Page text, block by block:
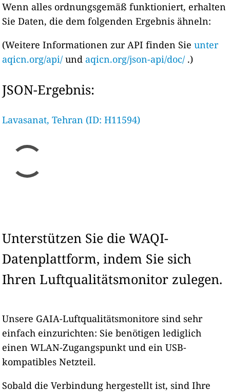
Wenn alles ordnungsgemäß funktioniert, erhalten
Sie Daten, die dem folgenden Ergebnis ähneln:
(Weitere Informationen zur API finden Sieunter
aqicn.org/api/ und aqicn.org/json-api/doc/ .)
JSON-Ergebnis:
Lavasanat, Tehran (ID: H11594)
Unterstützen Sie die WAQI-
Datenplattform, indem Sie sich
Ihren Luftqualitätsmonitor zulegen.
Unsere GAIA-Luftqualitätsmonitore sind sehr
einfach einzurichten: Sie benötigen lediglich
einen WLAN-Zugangspunkt und ein USB-
kompatibles Netzteil.
Sobald die Verbindung hergestellt ist, sind Ihre